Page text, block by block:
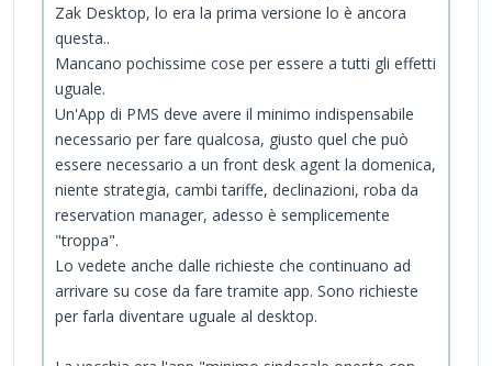
Zak Desktop, lo era la prima versione lo è ancora
questa..
Mancano pochissime cose per essere a tutti gli effetti
uguale.
Un'App di PMS deve avere il minimo indispensabile
necessario per fare qualcosa, giusto quel che può
essere necessario a un front desk agent la domenica,
niente strategia, cambi tariffe, declinazioni, roba da
reservation manager, adesso è semplicemente
"troppa".
Lo vedete anche dalle richieste che continuano ad
arrivare su cose da fare tramite app. Sono richieste
per farla diventare uguale al desktop.